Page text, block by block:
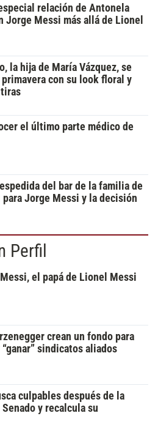
relación de Antonela
Jorge Messi más allá de Lionel
la hija de María Vázquez, se
con su look floral y
el último parte médico de
del bar de la familia de
Jorge Messi y la decisión
Perfil
el papá de Lionel Messi
crean un fondo para
sindicatos aliados
culpables después de la
y recalcula su